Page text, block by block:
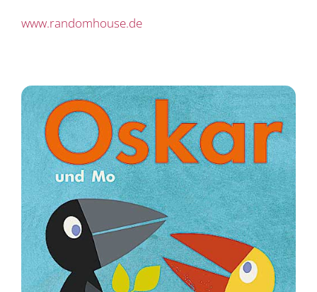
www.randomhouse.de